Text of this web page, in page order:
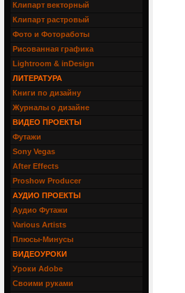
Клипарт векторный
Клипарт растровый
Фото и Фотоработы
Рисованная графика
Lightroom & inDesign
ЛИТЕРАТУРА
Книги по дизайну
Журналы о дизайне
ВИДЕО ПРОЕКТЫ
Футажи
Sony Vegas
After Effects
Proshow Producer
АУДИО ПРОЕКТЫ
Аудио Футажи
Various Artists
Плюсы-Минусы
ВИДЕОУРОКИ
Уроки Adobe
Своими руками